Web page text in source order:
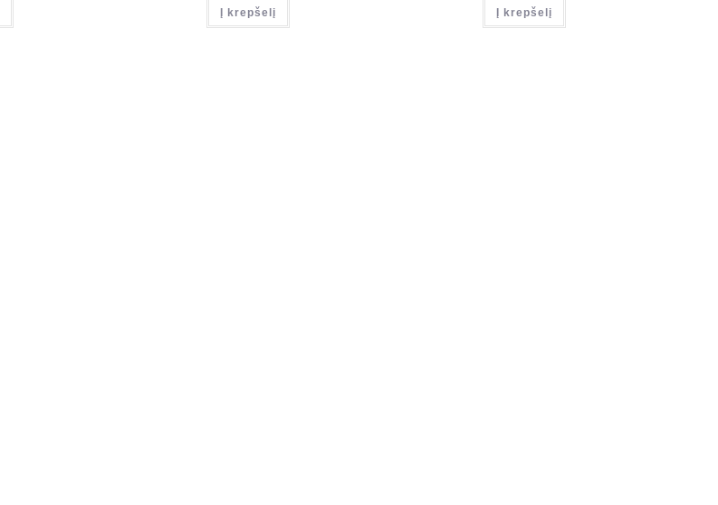
Į krepšelį Į krepšelį